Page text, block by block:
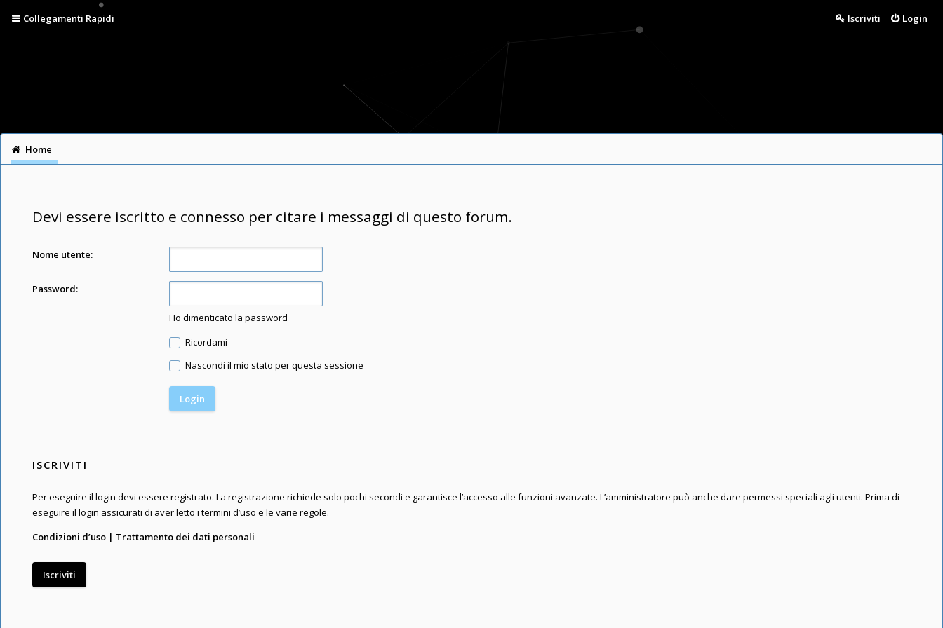
Collegamenti Rapidi Login
Iscriviti
Home
Devi essere iscritto e connesso per citare i messaggi di questo forum.
Nome utente:
Password:
Ho dimenticato la password
Ricordami
Nascondi il mio stato per questa sessione
ISCRIVITI
Per eseguire il login devi essere registrato. La registrazione richiede solo pochi secondi e garantisce l’accesso alle funzioni avanzate. L’amministratore può anche dare permessi speciali agli utenti. Prima di
eseguire il login assicurati di aver letto i termini d’uso e le varie regole.
Condizioni d’uso | Trattamento dei dati personali
Iscriviti